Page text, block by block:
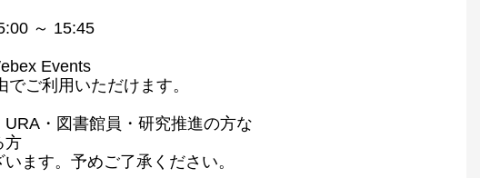
～ 15:45
Events
ご利用いただけます。
URA・図書館員・研究推進の方な
方
ます。予めご了承ください。